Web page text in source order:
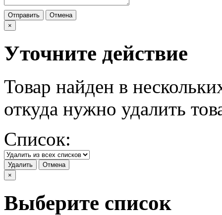
Отправить
Отмена
×
Уточните действие
Товар найден в
откуда нужно удалить
Список:
Удалить
Отмена
×
Выберите список